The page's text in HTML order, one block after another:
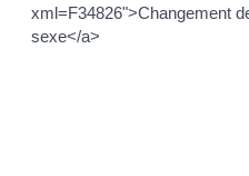
xml=F34826">Changement
sexe</a>